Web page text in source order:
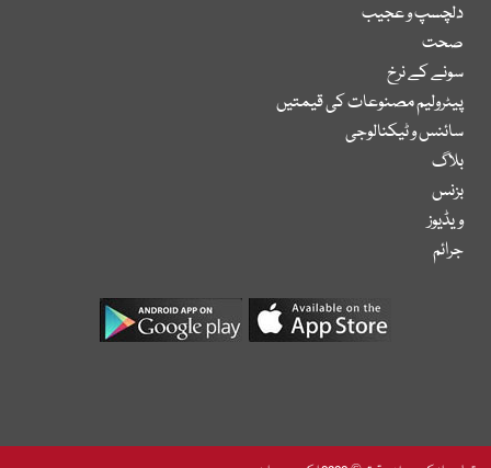
دلچسپ و عجیب
صحت
سونے کے نرخ
پیٹرولیم مصنوعات کی قیمتیں
سائنس و ٹیکنالوجی
بلاگ
بزنس
ویڈیوز
جرائم